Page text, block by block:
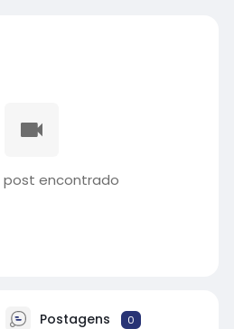
post encontrado
Postagens 0